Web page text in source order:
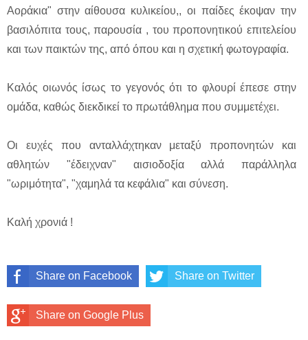
Αοράκια" στην αίθουσα κυλικείου,, οι παίδες έκοψαν την
βασιλόπιτα τους, παρουσία , του προπονητικού επιτελείου
και των παικτών της, από όπου και η σχετική φωτογραφία.
Καλός οιωνός ίσως το γεγονός ότι το φλουρί έπεσε στην
ομάδα, καθώς διεκδικεί το πρωτάθλημα που συμμετέχει.
Οι ευχές που ανταλλάχτηκαν μεταξύ προπονητών και
αθλητών "έδειχναν" αισιοδοξία αλλά παράλληλα
"ωριμότητα", "χαμηλά τα κεφάλια" και σύνεση.
Καλή χρονιά !
Share on Facebook Share on Twitter
Share on Google Plus